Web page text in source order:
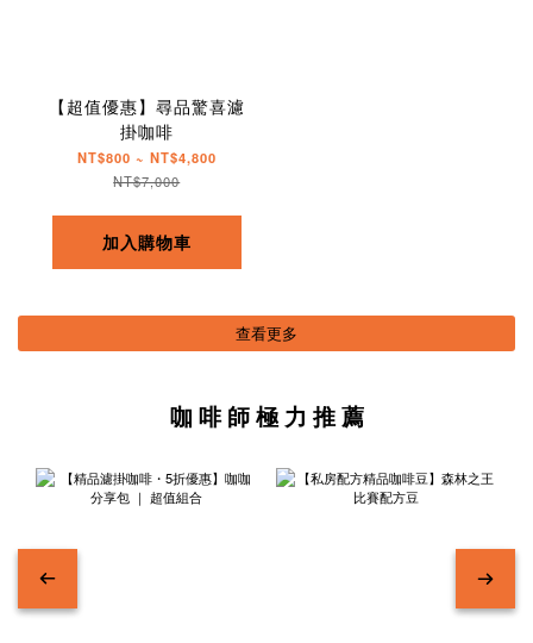
【超值優惠】尋品驚喜濾
掛咖啡
NT$800 ~ NT$4,800
NT$7,000
加入購物車
查看更多
咖 啡 師 極 力 推 薦